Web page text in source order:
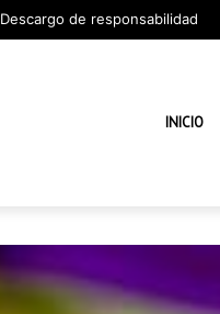
Descargo de responsabilidad
INICIO